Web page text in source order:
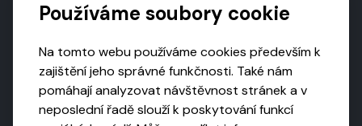
Používáme soubory cookie
Na tomto webu používáme cookies především k
zajištění jeho správné funkčnosti. Také nám
pomáhají analyzovat návštěvnost stránek a v
neposlední řadě slouží k poskytování funkcí